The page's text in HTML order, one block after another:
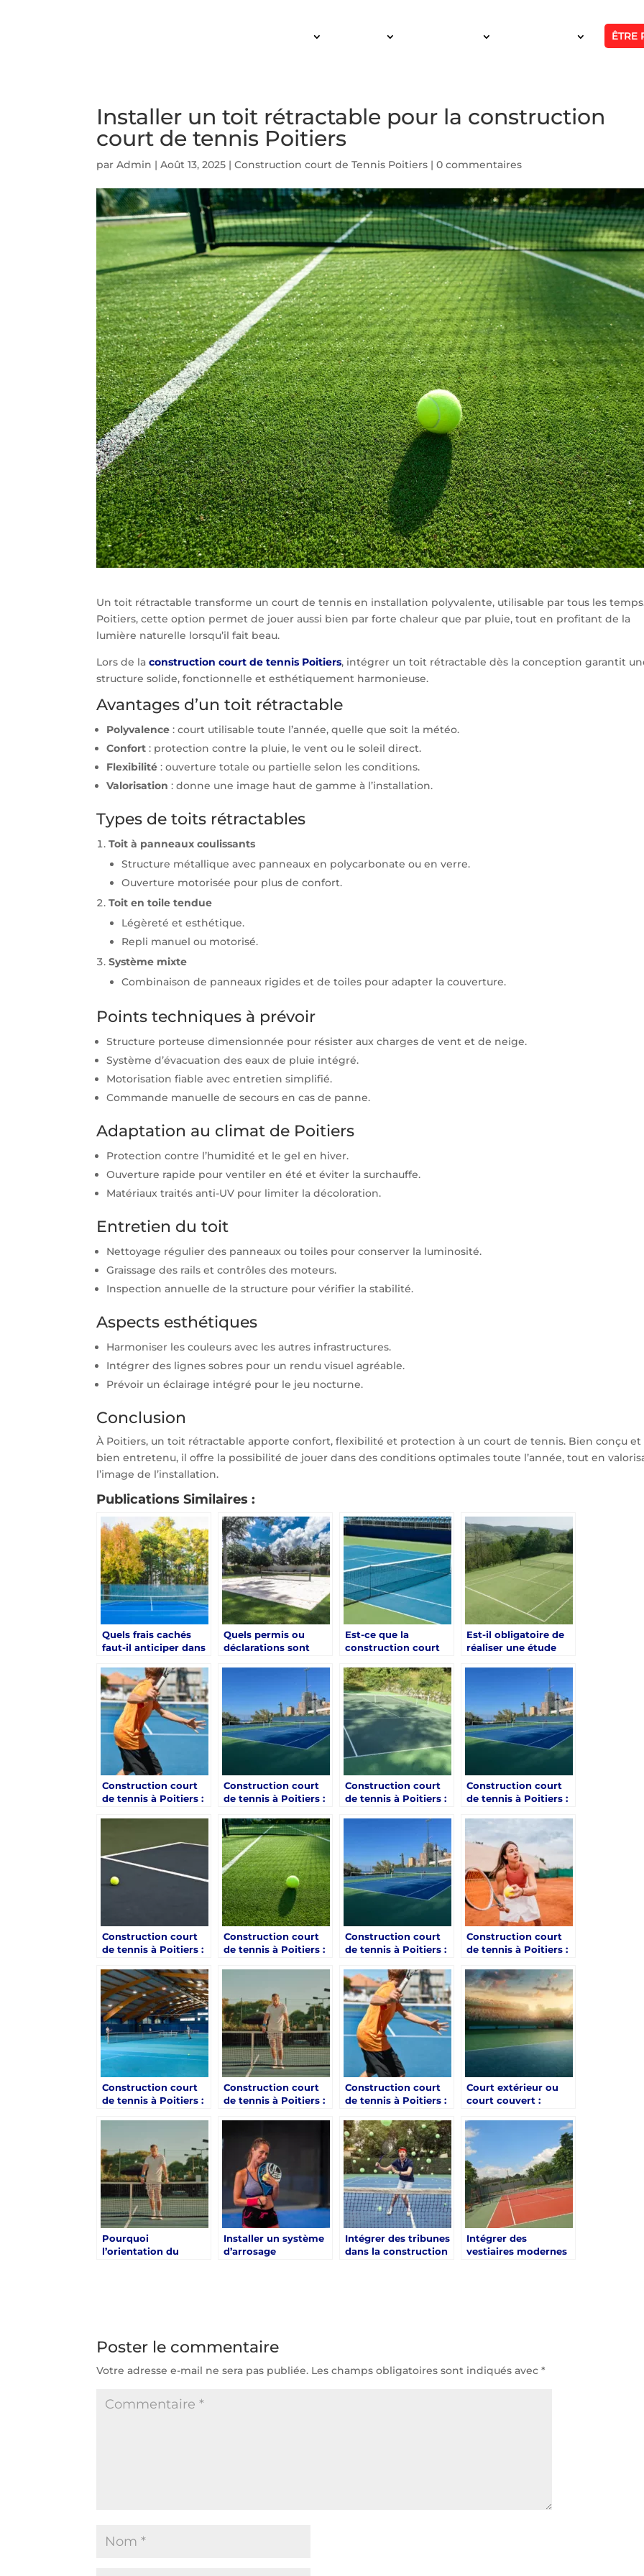
ÊTRE
Installer un toit rétractable pour la construction
court de tennis Poitiers
parAdmin |Août 13, 2025 |Construction court de Tennis Poitiers |0 commentaires
Un toit rétractable transforme un court de tennis en installation polyvalente, utilisable par tous les
Poitiers, cette option permet de jouer aussi bien par forte chaleur que par pluie, tout en profitant de la
lumière naturelle lorsqu’il fait beau.
Lors de laconstruction court de tennis Poitiers, intégrer un toit rétractable dès la conception garantit
structure solide, fonctionnelle et esthétiquement harmonieuse.
Avantages d’un toit rétractable
Polyvalence : court utilisable toute l’année, quelle que soit la météo.
Confort : protection contre la pluie, le vent ou le soleil direct.
Flexibilité : ouverture totale ou partielle selon les conditions.
Valorisation : donne une image haut de gamme à l’installation.
Types de toits rétractables
Toit à panneaux coulissants
Structure métallique avec panneaux en polycarbonate ou en verre.
Ouverture motorisée pour plus de confort.
Toit en toile tendue
Légèreté et esthétique.
Repli manuel ou motorisé.
Système mixte
Combinaison de panneaux rigides et de toiles pour adapter la couverture.
Points techniques à prévoir
Structure porteuse dimensionnée pour résister aux charges de vent et de neige.
Système d’évacuation des eaux de pluie intégré.
Motorisation fiable avec entretien simplifié.
Commande manuelle de secours en cas de panne.
Adaptation au climat de Poitiers
Protection contre l’humidité et le gel en hiver.
Ouverture rapide pour ventiler en été et éviter la surchauffe.
Matériaux traités anti-UV pour limiter la décoloration.
Entretien du toit
Nettoyage régulier des panneaux ou toiles pour conserver la luminosité.
Graissage des rails et contrôles des moteurs.
Inspection annuelle de la structure pour vérifier la stabilité.
Aspects esthétiques
Harmoniser les couleurs avec les autres infrastructures.
Intégrer des lignes sobres pour un rendu visuel agréable.
Prévoir un éclairage intégré pour le jeu nocturne.
Conclusion
À Poitiers, un toit rétractable apporte confort, flexibilité et protection à un court de tennis. Bien conçu et
bien entretenu, il offre la possibilité de jouer dans des conditions optimales toute l’année, tout en
l’image de l’installation.
Publications Similaires :
Quels frais cachés
faut-il anticiper dans
construction court
de tennis à Poitiers ?
Quels permis ou
déclarations sont
construction court
de tennis à Poitiers
privée dans son
jardin ?
Est-ce que la
construction court
peut se faire en auto-
construction sous
certaines conditions
?
Est-il obligatoire de
réaliser une étude
construction court
de tennis à Poitiers
proche d’un espace
protégé ?
Construction court
de tennis à Poitiers :
Construction court
de tennis à Poitiers :
choisir selon l’usage
?
Construction court
de tennis à Poitiers :
Construction court
de tennis à Poitiers :
nuisances sonores
autour du terrain
Construction court
de tennis à Poitiers :
dès la phase de
conception
Construction court
de tennis à Poitiers :
Construction court
de tennis à Poitiers :
terrain est en zone
boisée ?
Construction court
de tennis à Poitiers :
les vents pour bien
implanter ton terrain
Construction court
de tennis à Poitiers :
Construction court
de tennis à Poitiers :
pente
Construction court
de tennis à Poitiers :
un environnement
boisé
Court extérieur ou
court couvert :
meilleure option
pour votre
construction court
de tennis Poitiers
Pourquoi
l’orientation du
Installer un système
d’arrosage
Intégrer des tribunes
dans la construction
Intégrer des
vestiaires modernes
Poster le commentaire
Votre adresse e-mail ne sera pas publiée. Les champs obligatoires sont indiqués avec*